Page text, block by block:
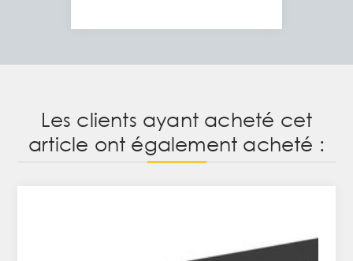
Les clients ayant acheté cet
article ont également acheté :